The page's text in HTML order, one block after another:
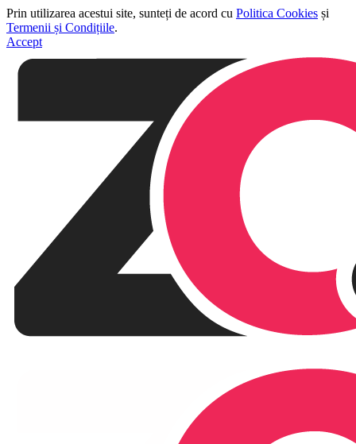
Prin utilizarea acestui site, sunteți de acord cu Politica Cookies și
Termenii și Condițiile.
Accept